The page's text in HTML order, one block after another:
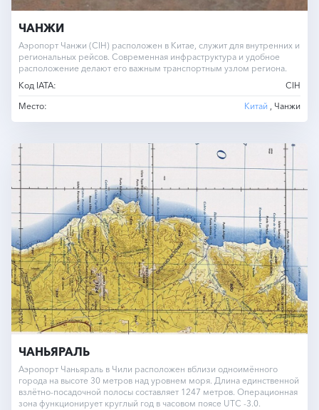
ЧАНЖИ
Аэропорт Чанжи (CIH) расположен в Китае, служит для внутренних и
региональных рейсов. Современная инфраструктура и удобное
расположение делают его важным транспортным узлом региона.
Код IATA:
CIH
Место:
Китай , Чанжи
ЧАНЬЯРАЛЬ
Аэропорт Чаньяраль в Чили расположен вблизи одноимённого
города на высоте 30 метров над уровнем моря. Длина единственной
взлётно-посадочной полосы составляет 1247 метров. Операционная
зона функционирует круглый год в часовом поясе UTC -3.0.